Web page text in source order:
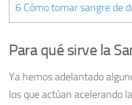
6 Cómo tomar sangre de
Para qué sirve la
Ya hemos adelantado
los que actúan acelerando